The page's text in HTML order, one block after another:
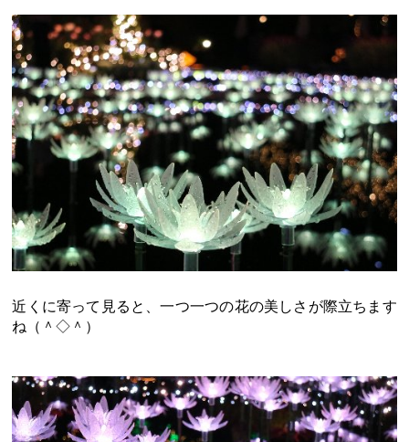
近くに寄って見ると、一つ一つの花の美しさが際立ちます
ね（＾◇＾）